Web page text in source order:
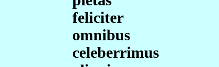
feliciter
omnibus
celeberrimus